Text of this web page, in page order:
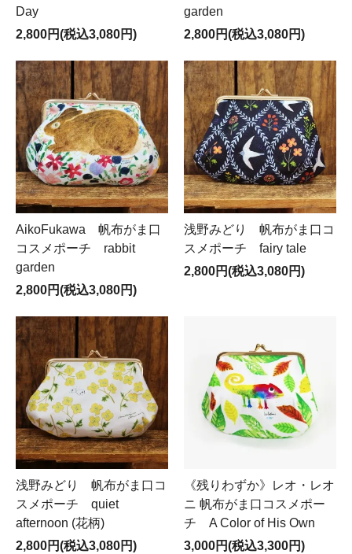
Day
2,800円(税込3,080円)
garden
2,800円(税込3,080円)
AikoFukawa 帆布がま口
コスメポーチ rabbit
garden
2,800円(税込3,080円)
浅野みどり 帆布がま口コ
スメポーチ fairy tale
2,800円(税込3,080円)
浅野みどり 帆布がま口コ
スメポーチ quiet
afternoon (花柄)
2,800円(税込3,080円)
《残りわずか》レオ・レオ
ニ 帆布がま口コスメポー
チ A Color of His Own
3,000円(税込3,300円)